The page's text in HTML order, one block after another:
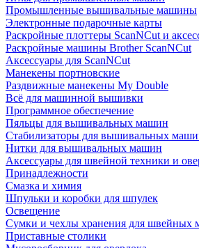
Промышленные вышивальные машины
Электронные подарочные карты
Раскройные плоттеры ScanNCut и
Раскройные машины Brother ScanNCut
Аксессуары для ScanNCut
Манекены портновские
Раздвижные манекены My Double
Всё для машинной вышивки
Программное обеспечение
Пяльцы для вышивальных машин
Стабилизаторы для вышивальных
Нитки для вышивальных машин
Аксессуары для швейной техники и
Принадлежности
Смазка и химия
Шпульки и коробки для шпулек
Освещение
Сумки и чехлы хранения для швейных
Приставные столики